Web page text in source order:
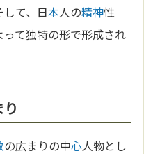
して、日本人の精神性
って独特の形で形成され
の広まりの中心人物とし